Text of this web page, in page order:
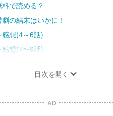
で読める？
の結末はいかに！
感想(4～6話)
感想(7〜9話)
目次を開く
AD